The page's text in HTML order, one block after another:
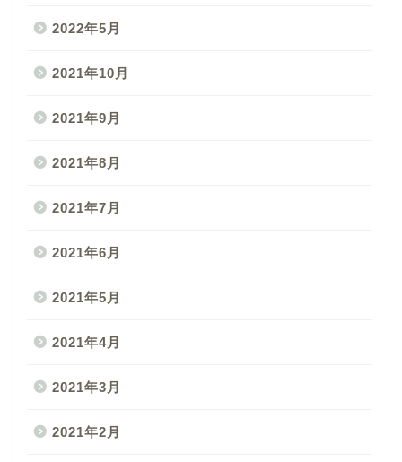
2022年5月
2021年10月
2021年9月
2021年8月
2021年7月
2021年6月
2021年5月
2021年4月
2021年3月
2021年2月